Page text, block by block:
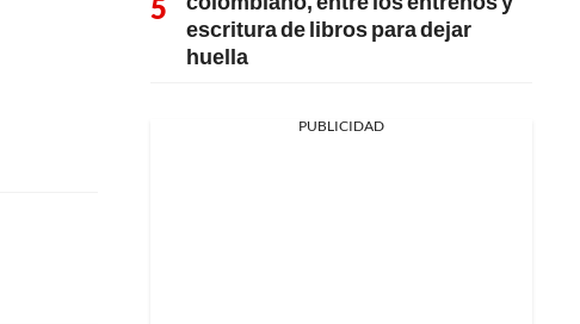
escritura de libros para dejar
huella
PUBLICIDAD